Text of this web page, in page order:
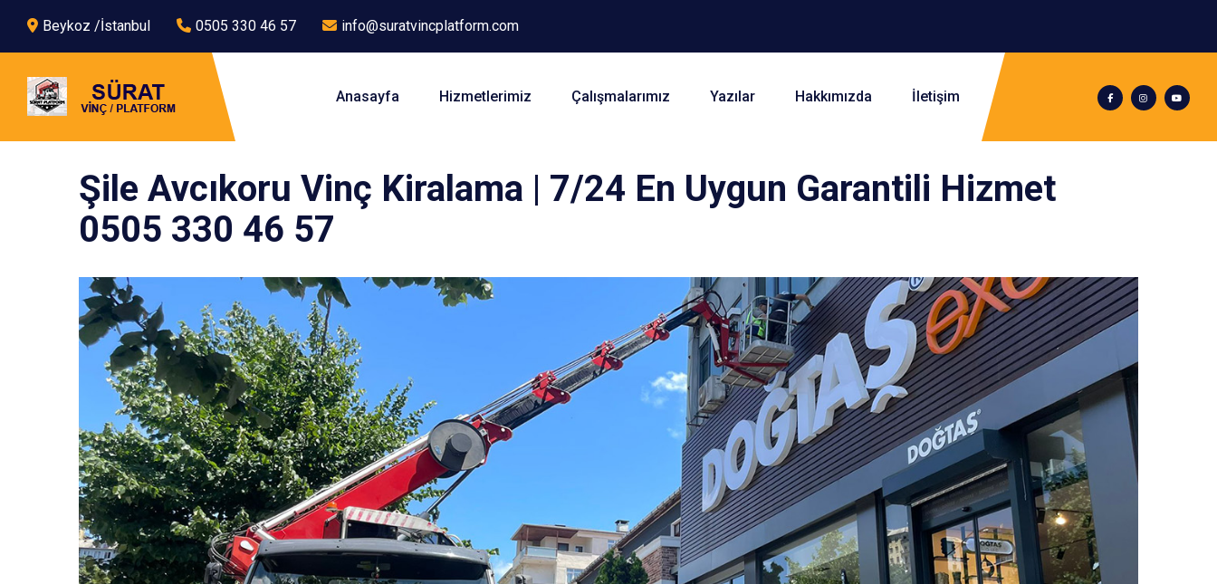
Beykoz /İstanbul 0505 330 46 57 info@suratvincplatform.com
Anasayfa Hizmetlerimiz Çalışmalarımız Yazılar Hakkımızda İletişim
Şile Avcıkoru Vinç Kiralama | 7/24 En Uygun Garantili Hizmet
0505 330 46 57